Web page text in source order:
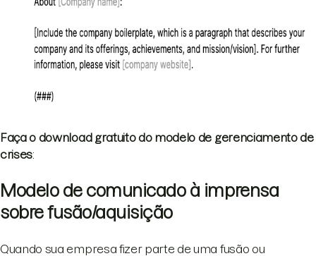
Faça o download gratuito do modelo de gerenciamento de
crises:
Modelo de comunicado à imprensa
sobre fusão/aquisição
Quando sua empresa fizer parte de uma fusão ou